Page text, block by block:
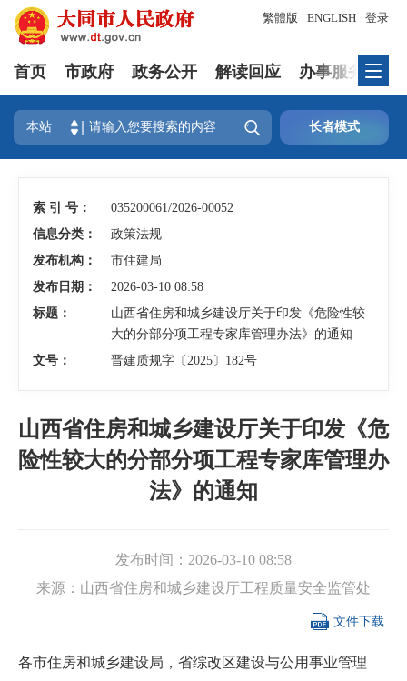
登录
繁體版 ENGLISH
首页 市政府 政务公开 解读回应 办事服务
本站  长者模式
索 引 号：
035200061/2026-00052
信息分类：
政策法规
发布机构：
市住建局
发布日期：
2026-03-10 08:58
标题：
山西省住房和城乡建设厅关于印发《危险性较
大的分部分项工程专家库管理办法》的通知
文号：
晋建质规字〔2025〕182号
山西省住房和城乡建设厅关于印发《危
险性较大的分部分项工程专家库管理办
法》的通知
发布时间： 2026-03-10 08:58
来源： 山西省住房和城乡建设厅工程质量安全监管处
 文件下载
各市住房和城乡建设局，省综改区建设与公用事业管理